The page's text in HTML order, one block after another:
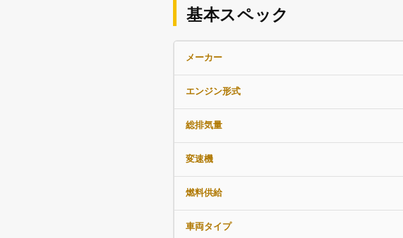
基本スペック
メーカー
エンジン形式
総排気量
変速機
燃料供給
車両タイプ